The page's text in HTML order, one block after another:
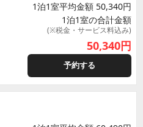
1泊1室平均金額 50,340円
1泊1室の合計金額
(※税金・サービス料込み)
50,340円
予約する